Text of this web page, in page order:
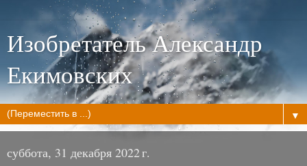
Изобретатель Александр
Екимовских
▼
суббота, 31 декабря 2022 г.